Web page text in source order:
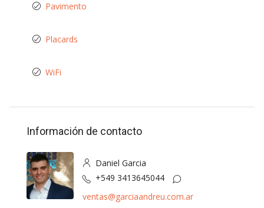
Pavimento
Placards
WiFi
Información de contacto
Daniel Garcia
+549 3413645044
ventas@garciaandreu.com.ar